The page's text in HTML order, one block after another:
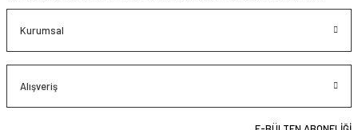
Kurumsal
Alışveriş